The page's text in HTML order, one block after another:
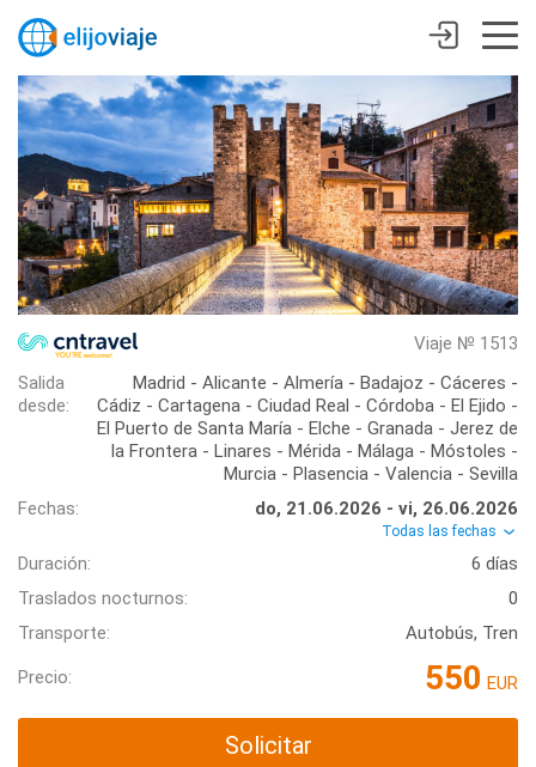
Viaje № 1513
Salida
desde:
Madrid - Alicante - Almería - Badajoz - Cáceres -
Cádiz - Cartagena - Ciudad Real - Córdoba - El Ejido -
El Puerto de Santa María - Elche - Granada - Jerez de
la Frontera - Linares - Mérida - Málaga - Móstoles -
Murcia - Plasencia - Valencia - Sevilla
Fechas:
do, 21.06.2026 - vi, 26.06.2026
Todas las fechas
Duración:
6 días
Traslados nocturnos:
0
Transporte:
Autobús, Tren
Precio: 550 EUR
Solicitar